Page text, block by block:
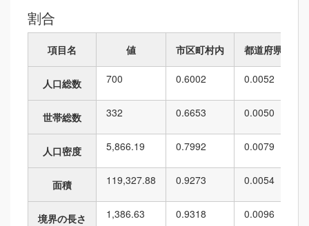
割合
項目名 値 市区町村内 都道府県内
人口総数 700 0.6002 0.0052
世帯総数 332 0.6653 0.0050
人口密度 5,866.19 0.7992 0.0079
面積 119,327.88 0.9273 0.0054
境界の長さ 1,386.63 0.9318 0.0096